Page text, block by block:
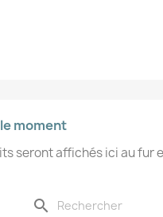
moment
seront affichés ici au fur
search